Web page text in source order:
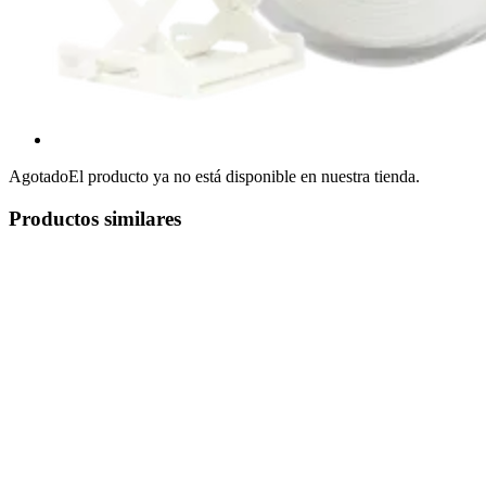
AgotadoEl producto ya no está disponible en nuestra tienda.
Productos similares